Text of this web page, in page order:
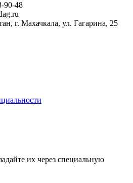
90-48
г. Махачкала, ул. Гагарина, 25
их через специальную